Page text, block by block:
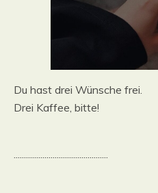
Du hast drei Wünsche frei.
Drei Kaffee, bitte!
..............................................